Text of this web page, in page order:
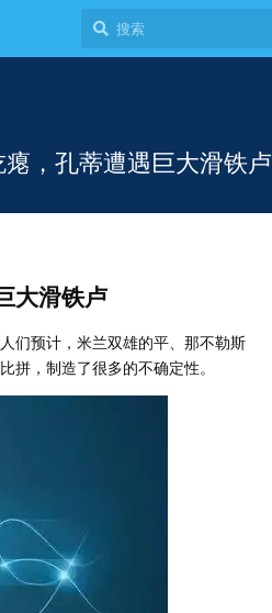
，孔蒂遭遇巨大滑铁卢
大滑铁卢
们预计，米兰双雄的平、那不勒斯
，制造了很多的不确定性。